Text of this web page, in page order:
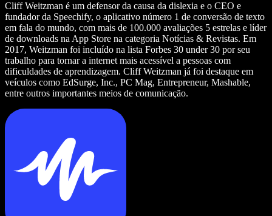
Cliff Weitzman é um defensor da causa da dislexia e o CEO e
fundador da Speechify, o aplicativo número 1 de conversão de texto
em fala do mundo, com mais de 100.000 avaliações 5 estrelas e líder
de downloads na App Store na categoria Notícias & Revistas. Em
2017, Weitzman foi incluído na lista Forbes 30 under 30 por seu
trabalho para tornar a internet mais acessível a pessoas com
dificuldades de aprendizagem. Cliff Weitzman já foi destaque em
veículos como EdSurge, Inc., PC Mag, Entrepreneur, Mashable,
entre outros importantes meios de comunicação.